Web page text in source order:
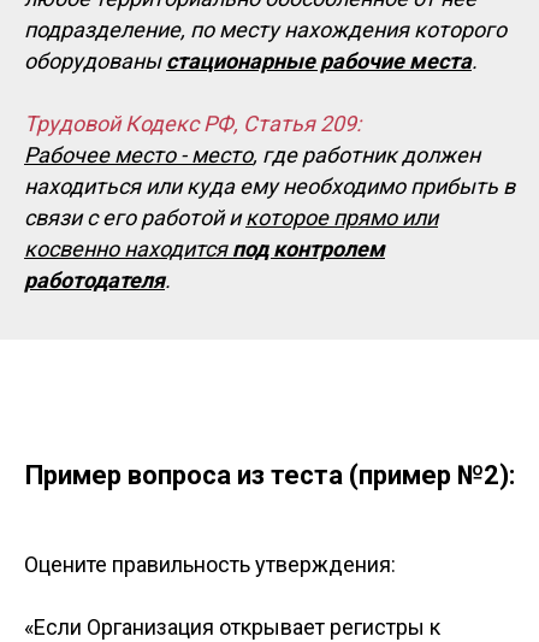
подразделение, по месту нахождения которого
оборудованыстационарные рабочие места.
Трудовой Кодекс РФ, Статья 209:
Рабочее место - место, где работник должен
находиться или куда ему необходимо прибыть в
связи с его работой икоторое прямо или
косвенно находитсяпод контролем
работодателя.
Пример вопроса из теста (пример №2):
Оцените правильность утверждения:
«Если Организация открывает регистры к